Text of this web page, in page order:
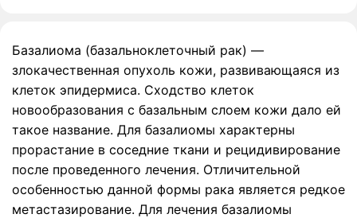
Базалиома (базальноклеточный рак) —
злокачественная опухоль кожи, развивающаяся из
клеток эпидермиса. Сходство клеток
новообразования с базальным слоем кожи дало ей
такое название. Для базалиомы характерны
прорастание в соседние ткани и рецидивирование
после проведенного лечения. Отличительной
особенностью данной формы рака является редкое
метастазирование. Для лечения базалиомы